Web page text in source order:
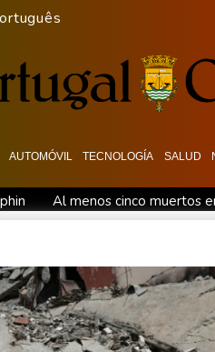
AUTOMÓVIL TECNOLOGÍA SALUD
Al menos cinco muertos
La FIFA contraataca y
Bulgaria convoca al